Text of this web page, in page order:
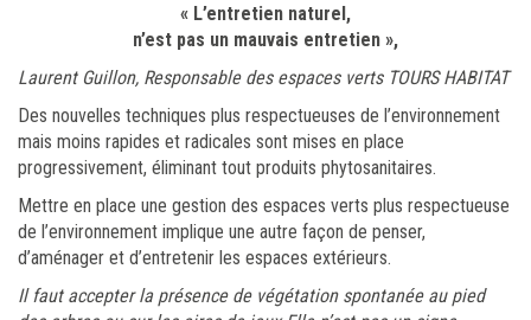
« L’entretien naturel,
n’est pas un mauvais entretien »,
Laurent Guillon, Responsable des espaces verts TOURS HABITAT
Des nouvelles techniques plus respectueuses de l’environnement
mais moins rapides et radicales sont mises en place
progressivement, éliminant tout produits phytosanitaires.
Mettre en place une gestion des espaces verts plus respectueuse
de l’environnement implique une autre façon de penser,
d’aménager et d’entretenir les espaces extérieurs.
Il faut accepter la présence de végétation spontanée au pied